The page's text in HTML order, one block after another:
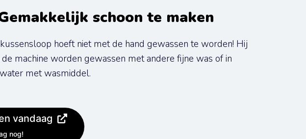
schoon te maken
hoeft niet met de hand gewassen te worden! Hij
de machine worden gewassen met andere fijne was of in
met wasmiddel.
vandaag
nog!